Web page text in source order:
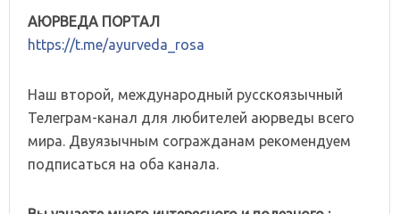
АЮРВЕДА ПОРТАЛ
https://t.me/ayurveda_rosa
Наш второй, международный русскоязычный
Телеграм-канал для любителей аюрведы всего
мира. Двуязычным согражданам рекомендуем
подписаться на оба канала.